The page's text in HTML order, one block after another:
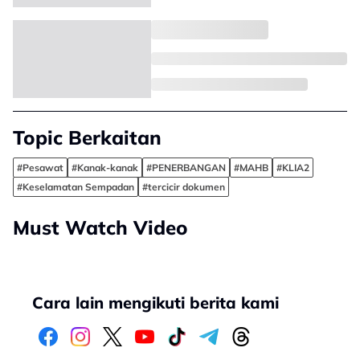
Topic Berkaitan
#Pesawat #Kanak-kanak #PENERBANGAN #MAHB
#KLIA2
#Keselamatan Sempadan
#tercicir dokumen
Must Watch Video
Cara lain mengikuti berita kami